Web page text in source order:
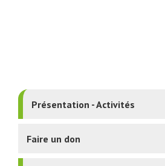
Présentation - Activités
Faire un don